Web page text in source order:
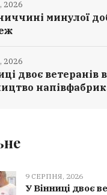
минулої
2026
двоє ветеранів
2026
9 СЕРПНЯ, 2026
У Вінниці двоє